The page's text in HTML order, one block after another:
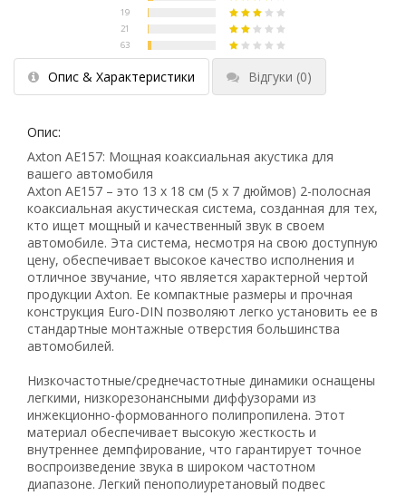
Рейтинг EXE.ua:4.6
974
Опис & Характеристики Відгуки (0)
Опис:
Axton AE157: Мощная коаксиальная акустика для
вашего автомобиля
Axton AE157 – это 13 x 18 см (5 x 7 дюймов) 2-полосная
коаксиальная акустическая система, созданная для тех,
кто ищет мощный и качественный звук в своем
автомобиле. Эта система, несмотря на свою доступную
цену, обеспечивает высокое качество исполнения и
отличное звучание, что является характерной чертой
продукции Axton. Ее компактные размеры и прочная
конструкция Euro-DIN позволяют легко установить ее в
стандартные монтажные отверстия большинства
автомобилей.
Низкочастотные/среднечастотные динамики оснащены
легкими, низкорезонансными диффузорами из
инжекционно-формованного полипропилена. Этот
материал обеспечивает высокую жесткость и
внутреннее демпфирование, что гарантирует точное
воспроизведение звука в широком частотном
диапазоне. Легкий пенополиуретановый подвес